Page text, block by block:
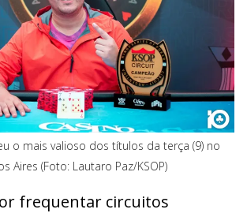
o mais valioso dos títulos da terça (9) no
Aires (Foto: Lautaro Paz/KSOP)
frequentar circuitos